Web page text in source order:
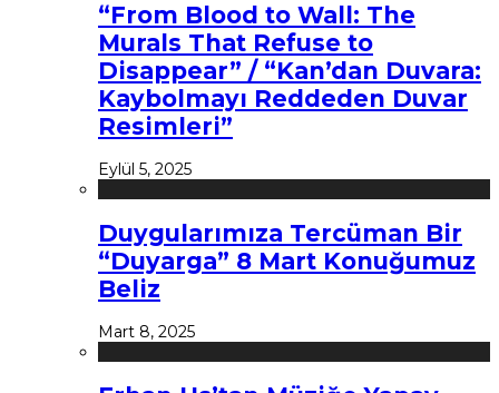
“From Blood to Wall: The
Murals That Refuse to
Disappear” / “Kan’dan Duvara:
Kaybolmayı Reddeden Duvar
Resimleri”
Eylül 5, 2025
Duygularımıza Tercüman Bir
“Duyarga” 8 Mart Konuğumuz
Beliz
Mart 8, 2025